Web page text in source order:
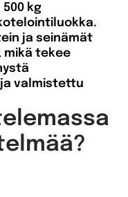
500 kg
ja seinämät
mikä tekee
valmistettu